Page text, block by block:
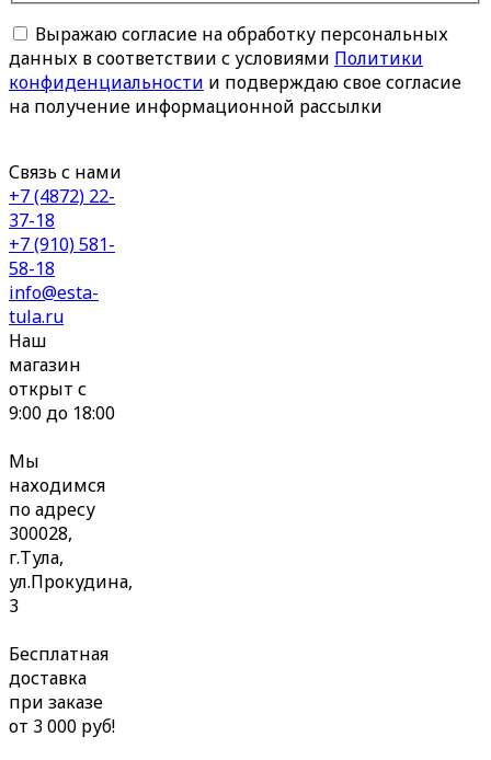
Выражаю согласие на обработку персональных
данных в соответствии с условиями Политики
конфиденциальности и подверждаю свое согласие
на получение информационной рассылки
Связь с нами
+7 (4872) 22-
37-18
+7 (910) 581-
58-18
info@esta-
tula.ru
Наш
магазин
открыт с
9:00 до 18:00
Мы
находимся
по адресу
300028,
г.Тула,
ул.Прокудина,
3
Бесплатная
доставка
при заказе
от 3 000 руб!